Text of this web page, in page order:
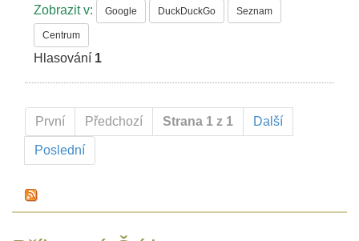
Zobrazit v: Google DuckDuckGo Seznam
Centrum
Hlasování 1
První Předchozí Strana 1 z 1 Další
Poslední